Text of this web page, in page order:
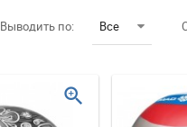
Выводить по: Все
zoom_in